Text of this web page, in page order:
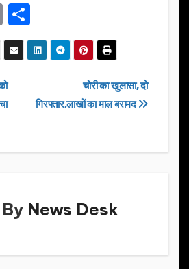
E
m
ail
h
ar
चोरी का खुलासा, दो
गिरफ्तार,लाखों का माल बरामद
By News Desk